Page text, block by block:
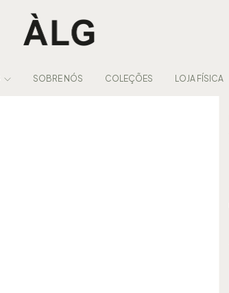
SOBRE NÓS COLEÇÕES LOJA FÍSICA